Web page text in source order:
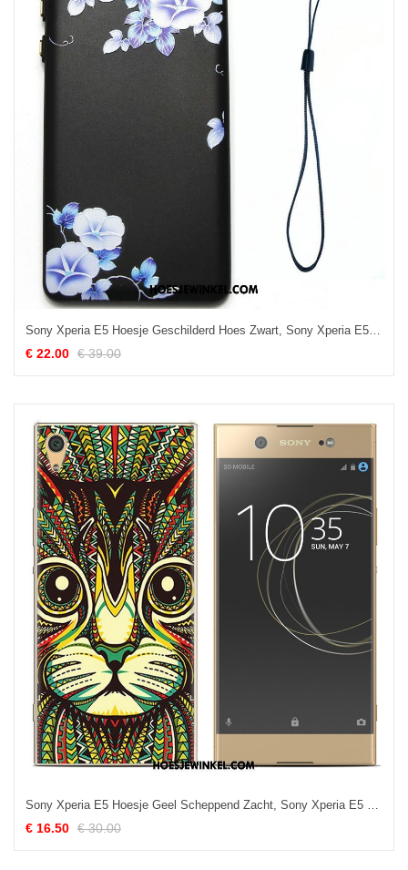
Sony Xperia E5 Hoesje Geschilderd Hoes Zwart, Sony Xperia E5 Hoesje Mobiele Telefoon Bescherming
€ 22.00 € 39.00
Sony Xperia E5 Hoesje Geel Scheppend Zacht, Sony Xperia E5 Hoesje Geschilderd Trend
€ 16.50 € 30.00